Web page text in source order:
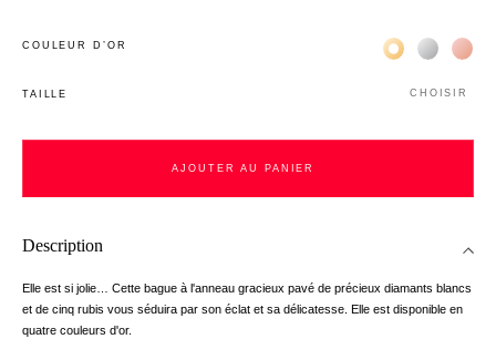
COULEUR D’OR Жёлтое золото
Белое
TAILLE CHOISIR
AJOUTER AU PANIER
Description
Elle est si jolie… Cette bague à l'anneau gracieux pavé de précieux diamants blancs
et de cinq rubis vous séduira par son éclat et sa délicatesse. Elle est disponible en
quatre couleurs d'or.